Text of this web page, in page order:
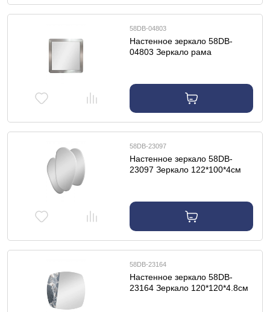
58DB-04803
Настенное зеркало 58DB-
04803 Зеркало рама
58DB-23097
Настенное зеркало 58DB-
23097 Зеркало 122*100*4см
58DB-23164
Настенное зеркало 58DB-
23164 Зеркало 120*120*4.8см